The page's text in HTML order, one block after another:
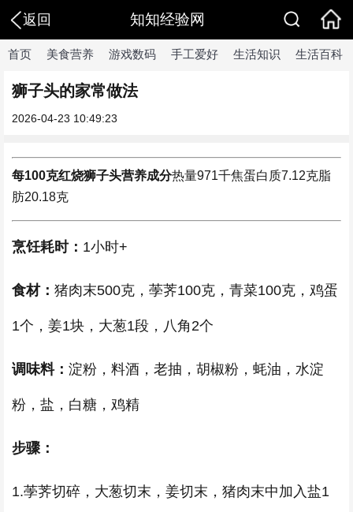
返回 知知经验网
首页 美食营养 游戏数码 手工爱好 生活知识 生活百科
狮子头的家常做法
2026-04-23 10:49:23
每100克红烧狮子头营养成分热量971千焦蛋白质7.12克脂
肪20.18克
烹饪耗时： 1小时+
食材： 猪肉末500克，荸荠100克，青菜100克，鸡蛋
1个，姜1块，大葱1段，八角2个
调味料： 淀粉，料酒，老抽，胡椒粉，蚝油，水淀
粉，盐，白糖，鸡精
步骤：
1.荸荠切碎，大葱切末，姜切末，猪肉末中加入盐1